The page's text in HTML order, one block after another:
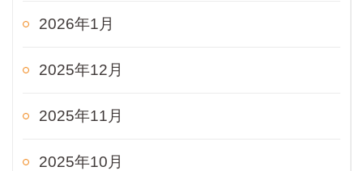
2026年1月
2025年12月
2025年11月
2025年10月